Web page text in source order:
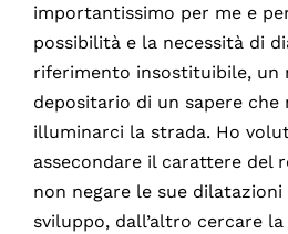
importantissimo per me e
possibilità e la necessità di
riferimento insostituibile, un
depositario di un sapere che
illuminarci la strada. Ho
assecondare il carattere del
non negare le sue
sviluppo, dall’altro cercare